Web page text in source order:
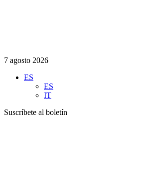
7 agosto 2026
ES
ES
IT
Suscríbete al boletín